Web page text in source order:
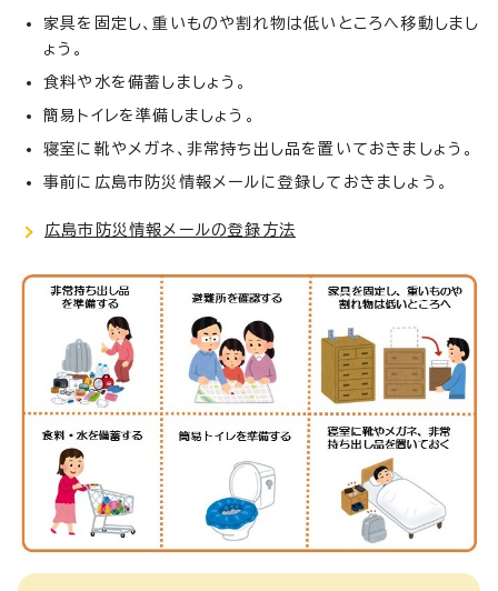
家具を固定し、重いものや割れ物は低いところへ移動しまし
ょう。
食料や水を備蓄しましょう。
簡易トイレを準備しましょう。
寝室に靴やメガネ、非常持ち出し品を置いておきましょう。
事前に広島市防災情報メールに登録しておきましょう。
広島市防災情報メールの登録方法